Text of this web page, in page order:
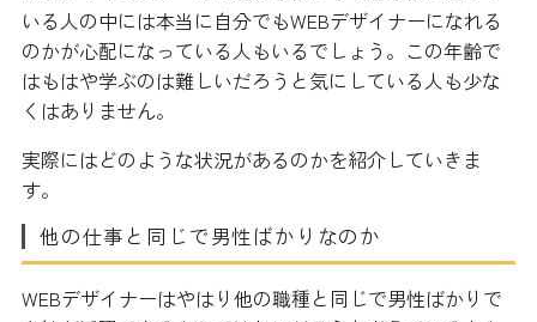
いる人の中には本当に自分でもWEBデザイナーになれる
のかが心配になっている人もいるでしょう。この年齢で
はもはや学ぶのは難しいだろうと気にしている人も少な
くはありません。
実際にはどのような状況があるのかを紹介していきま
す。
他の仕事と同じで男性ばかりなのか
WEBデザイナーはやはり他の職種と同じで男性ばかりで